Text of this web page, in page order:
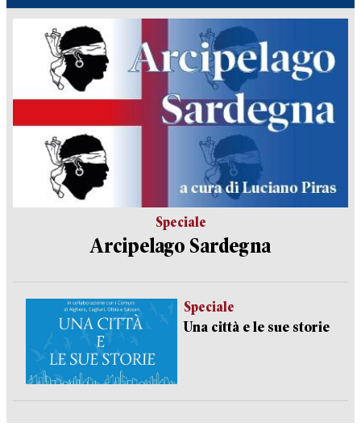
Speciale
Arcipelago Sardegna
Speciale
Una città e le sue storie